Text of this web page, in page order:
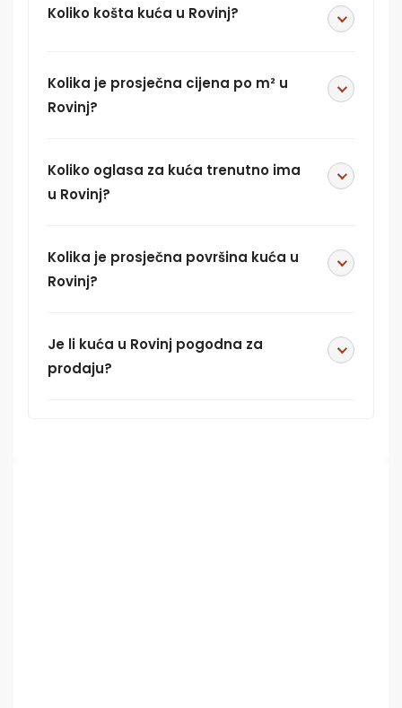
Koliko košta kuća u Rovinj?
Kolika je prosječna cijena po m² u
Rovinj?
Koliko oglasa za kuća trenutno ima
u Rovinj?
Kolika je prosječna površina kuća u
Rovinj?
Je li kuća u Rovinj pogodna za
prodaju?